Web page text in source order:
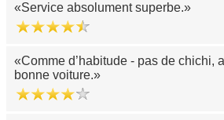
Service absolument superbe.
Comme d’habitude - pas de chichi,
bonne voiture.